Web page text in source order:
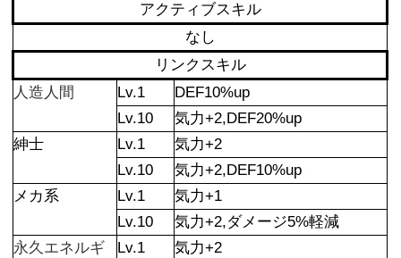
アクティブスキル
なし
リンクスキル
人造人間
Lv.1
DEF10%up
Lv.10
気力+2,DEF20%up
紳士
Lv.1
気力+2
Lv.10
気力+2,DEF10%up
メカ系
Lv.1
気力+1
Lv.10
気力+2,ダメージ5%軽減
永久エネルギ
Lv.1
気力+2